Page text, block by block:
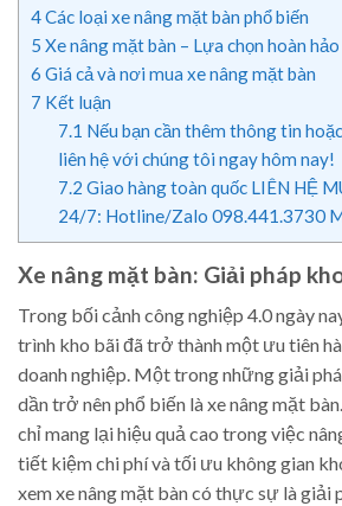
4Các loại xe nâng mặt bàn phổ biến
5 Xe nâng mặt bàn – Lựa chọn hoàn
6 Giá cả và nơi mua xe nâng mặt bàn
7 Kết luận
7.1 Nếu bạn cần thêm thông tin
liên hệ với chúng tôi ngay hôm nay!
7.2 Giao hàng toàn quốc LIÊN HỆ
24/7: Hotline/Zalo 098.441.3730
Xe nâng mặt bàn: Giải pháp
Trong bối cảnh công nghiệp 4.0 ngày
trình kho bãi đã trở thành một ưu tiên
doanh nghiệp. Một trong những giải
dần trở nên phổ biến là xe nâng mặt
chỉ mang lại hiệu quả cao trong việc
tiết kiệm chi phí và tối ưu không gian
xem xe nâng mặt bàn có thực sự là giải